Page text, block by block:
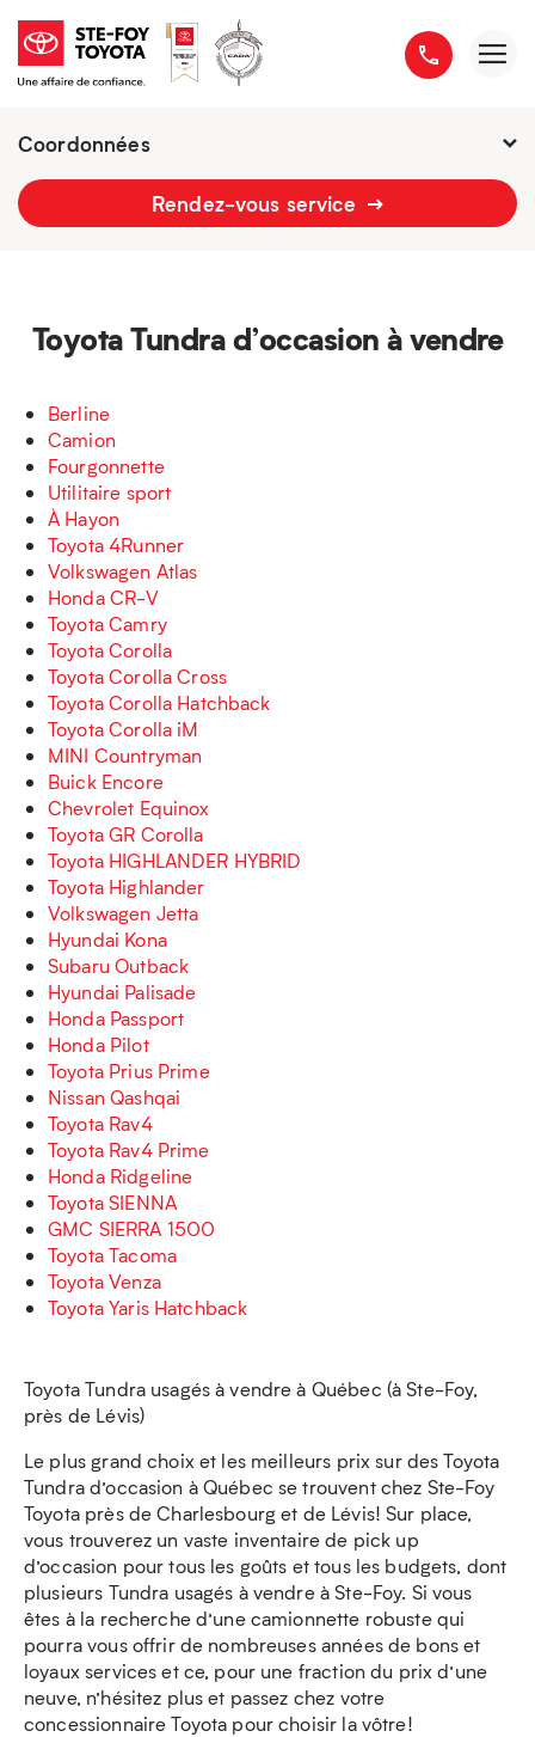
Coordonnées
Fermé : Ouverture-
Rendez-vous service
Toyota Tundra d’occasion à vendre
Berline
Camion
Fourgonnette
Utilitaire sport
À Hayon
Toyota 4Runner
Volkswagen Atlas
Honda CR-V
Toyota Camry
Toyota Corolla
Toyota Corolla Cross
Toyota Corolla Hatchback
Toyota Corolla iM
MINI Countryman
Buick Encore
Chevrolet Equinox
Toyota GR Corolla
Toyota HIGHLANDER HYBRID
Toyota Highlander
Volkswagen Jetta
Hyundai Kona
Subaru Outback
Hyundai Palisade
Honda Passport
Honda Pilot
Toyota Prius Prime
Nissan Qashqai
Toyota Rav4
Toyota Rav4 Prime
Honda Ridgeline
Toyota SIENNA
GMC SIERRA 1500
Toyota Tacoma
Toyota Venza
Toyota Yaris Hatchback
Toyota Tundra usagés à vendre à Québec (à Ste-Foy,
près de Lévis)
Le plus grand choix et les meilleurs prix sur des Toyota
Tundra d’occasion à Québec se trouvent chez Ste-Foy
Toyota près de Charlesbourg et de Lévis! Sur place,
vous trouverez un vaste inventaire de pick up
d’occasion pour tous les goûts et tous les budgets, dont
plusieurs Tundra usagés à vendre à Ste-Foy. Si vous
êtes à la recherche d’une camionnette robuste qui
pourra vous offrir de nombreuses années de bons et
loyaux services et ce, pour une fraction du prix d’une
neuve, n’hésitez plus et passez chez votre
concessionnaire Toyota pour choisir la vôtre!